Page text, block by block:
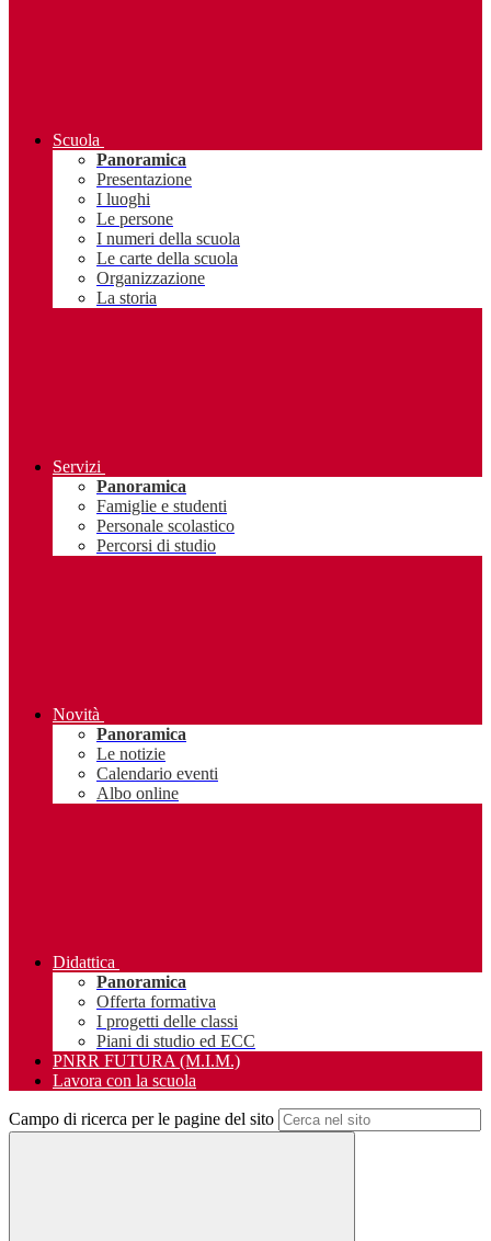
Scuola
Panoramica
Presentazione
I luoghi
Le persone
I numeri della scuola
Le carte della scuola
Organizzazione
La storia
Servizi
Panoramica
Famiglie e studenti
Personale scolastico
Percorsi di studio
Novità
Panoramica
Le notizie
Calendario eventi
Albo online
Didattica
Panoramica
Offerta formativa
I progetti delle classi
Piani di studio ed ECC
PNRR FUTURA (M.I.M.)
Lavora con la scuola
Campo di ricerca per le pagine del sito